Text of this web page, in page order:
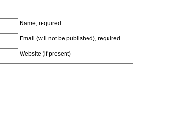
Name, required
Email (will not be published), required
Website (if present)